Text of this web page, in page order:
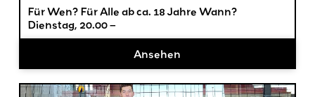
Für Wen? Für Alle ab ca. 18 Jahre Wann?
Dienstag, 20.00 –
Ansehen